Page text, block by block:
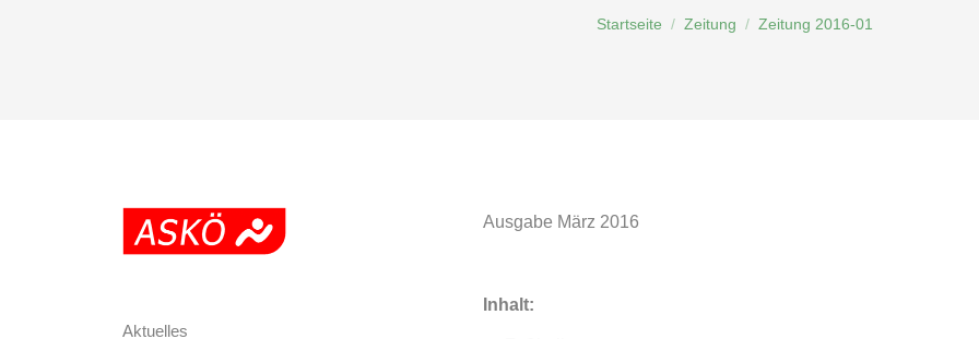
Du bist hier:
Startseite Zeitung Zeitung 2016-01
Ausgabe März 2016
Inhalt:
Aktuelles